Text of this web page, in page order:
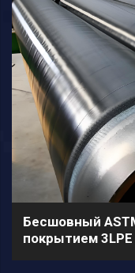
Бесшовный
покрытием 3LPE